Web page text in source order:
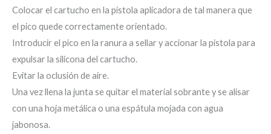
Colocar el cartucho en la pistola aplicadora de tal manera que
el pico quede correctamente orientado.
Introducir el pico en la ranura a sellar y accionar la pistola para
expulsar la silicona del cartucho.
Evitar la oclusión de aire.
Una vez llena la junta se quitar el material sobrante y se alisar
con una hoja metálica o una espátula mojada con agua
jabonosa.